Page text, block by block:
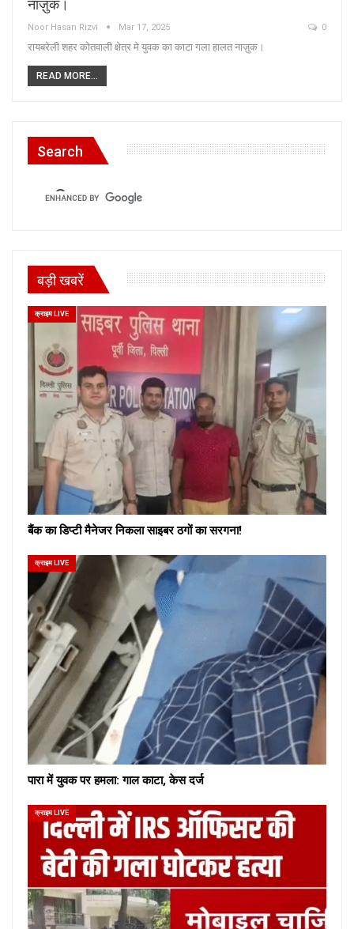
नाज़ुक।
Noor Hasan Rizvi Mar 17, 2025 0
रायबरेली शहर कोतवाली क्षेत्र मे युवक का काटा गला हालत नाज़ुक।
READ MORE...
Search
बड़ी खबरें
क्राइम LIVE
बैंक का डिप्टी मैनेजर निकला साइबर ठगों का सरगना!
क्राइम LIVE
पारा में युवक पर हमला: गाल काटा, केस दर्ज
क्राइम LIVE